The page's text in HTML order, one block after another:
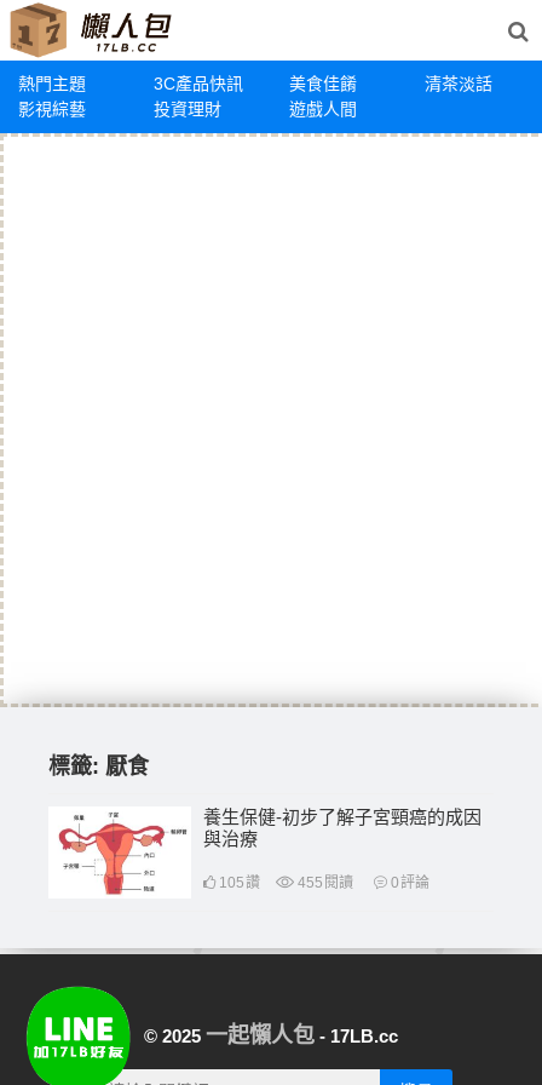
熱門主題 3C產品快訊 美食佳餚
清茶淡話
影視綜藝
投資理財 遊戲人間
標籤: 厭食
養生保健-初步了解子宮頸癌的成因
與治療
105讚 455 閱讀 0評論
© 2025 一起懶人包 - 17LB.cc